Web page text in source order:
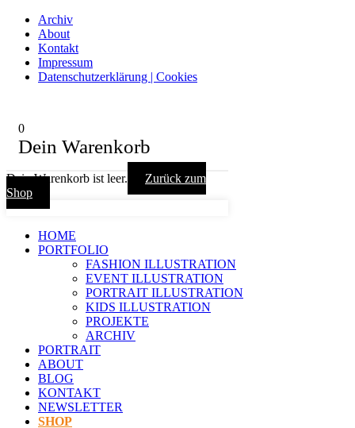
Archiv
About
Kontakt
Impressum
Datenschutzerklärung | Cookies
0
Dein Warenkorb
Dein Warenkorb ist leer.
Zurück zum
Shop
HOME
PORTFOLIO
FASHION ILLUSTRATION
EVENT ILLUSTRATION
PORTRAIT ILLUSTRATION
KIDS ILLUSTRATION
PROJEKTE
ARCHIV
PORTRAIT
ABOUT
BLOG
KONTAKT
NEWSLETTER
SHOP